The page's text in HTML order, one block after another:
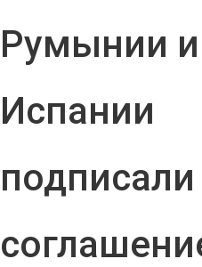
Румынии и
Испании
подписали